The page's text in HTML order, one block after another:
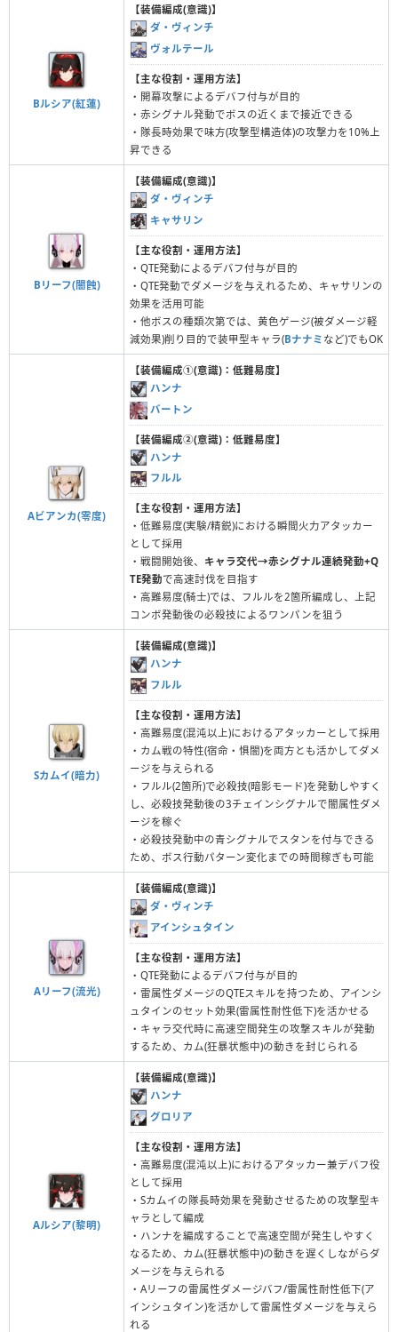
Bルシア(紅蓮)
【装備編成(意識)】
ダ・ヴィンチ
ヴォルテール
【主な役割・運用方法】
・開幕攻撃によるデバフ付与が目的
・赤シグナル発動でボスの近くまで接近できる
・隊長時効果で味方(攻撃型構造体)の攻撃力を10%上
昇できる
Bリーフ(闇蝕)
【装備編成(意識)】
ダ・ヴィンチ
キャサリン
【主な役割・運用方法】
・QTE発動によるデバフ付与が目的
・QTE発動でダメージを与えれるため、キャサリンの
効果を活用可能
・他ボスの種類次第では、黄色ゲージ(被ダメージ軽
減効果)削り目的で装甲型キャラ(Bナナミ など)でもOK
Aビアンカ(零度)
【装備編成①(意識)：低難易度】
ハンナ
バートン
【装備編成②(意識)：低難易度】
ハンナ
フルル
【主な役割・運用方法】
・低難易度(実験/精鋭)における瞬間火力アタッカー
として採用
・戦闘開始後、 キャラ交代→赤シグナル連続発動+Q
TE発動で高速討伐を目指す
・高難易度(騎士)では、フルルを2箇所編成し、上記
コンボ発動後の必殺技によるワンパンを狙う
Sカムイ(暗力)
【装備編成(意識)】
ハンナ
フルル
【主な役割・運用方法】
・高難易度(混沌以上)におけるアタッカーとして採用
・カム戦の特性(宿命・惧闇)を両方とも活かしてダメ
ージを与えられる
・フルル(2箇所)で必殺技(暗影モード)を発動しやすく
し、必殺技発動後の3チェインシグナルで闇属性ダメ
ージを稼ぐ
・必殺技発動中の青シグナルでスタンを付与できる
ため、ボス行動パターン変化までの時間稼ぎも可能
Aリーフ(流光)
【装備編成(意識)】
ダ・ヴィンチ
アインシュタイン
【主な役割・運用方法】
・QTE発動によるデバフ付与が目的
・雷属性ダメージのQTEスキルを持つため、アインシ
ュタインのセット効果(雷属性耐性低下)を活かせる
・キャラ交代時に高速空間発生の攻撃スキルが発動
するため、カム(狂暴状態中)の動きを封じられる
Aルシア(黎明)
【装備編成(意識)】
ハンナ
グロリア
【主な役割・運用方法】
・高難易度(混沌以上)におけるアタッカー兼デバフ役
として採用
・Sカムイの隊長時効果を発動させるための攻撃型キ
ャラとして編成
・ハンナを編成することで高速空間が発生しやすく
なるため、カム(狂暴状態中)の動きを遅くしながらダ
メージを与えられる
・Aリーフの雷属性ダメージバフ/雷属性耐性低下(ア
インシュタイン)を活かして雷属性ダメージを与えら
れる